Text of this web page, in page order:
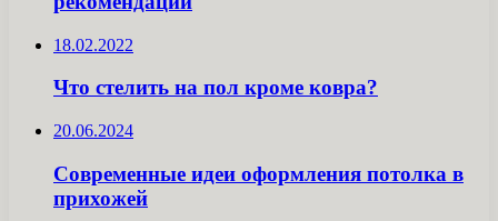
18.02.2022
Что стелить на пол кроме ковра?
20.06.2024
Современные идеи оформления потолка в
прихожей